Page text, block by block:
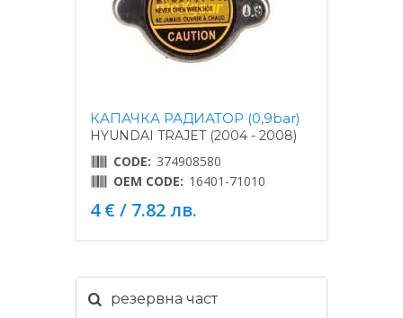
КАПАЧКА РАДИАТОР (0,9bar)
HYUNDAI TRAJET (2004 - 2008)
CODE: 374908580
OEM CODE: 16401-71010
4 € / 7.82 лв.
резервна част